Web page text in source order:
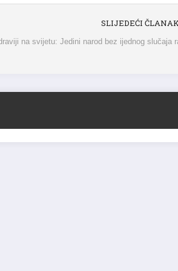
SLIJEDEĆI
na svijetu: Jedini narod bez ijednog slučaja